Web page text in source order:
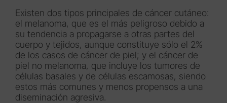
Existen dos tipos principales de cáncer cutáneo:
el melanoma, que es el más peligroso debido a
su tendencia a propagarse a otras partes del
cuerpo y tejidos, aunque constituye sólo el 2%
de los casos de cáncer de piel; y el cáncer de
piel no melanoma, que incluye los tumores de
células basales y de células escamosas, siendo
estos más comunes y menos propensos a una
diseminación agresiva.